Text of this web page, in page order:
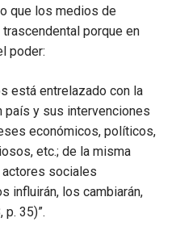
que los medios de
porque en
poder:
está entrelazado con la
país y sus intervenciones
económicos, políticos,
etc.; de la misma
sociales
influirán, los cambiarán,
35)”.